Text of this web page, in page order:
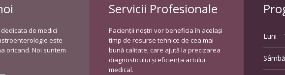
de medici
este
oricand. Noi suntem
Servicii Profesionale
Pacienţii noștri vor beneficia în acelaşi
timp de resurse tehnice de cea mai
bună calitate, care ajută la precizarea
diagnosticului şi eficienţa actului
medical.
Luni –